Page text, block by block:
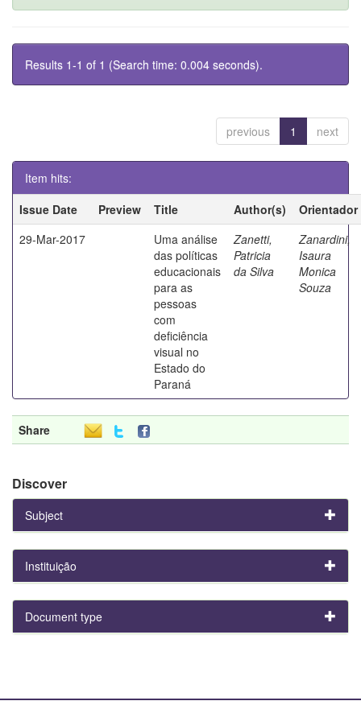
Results 1-1 of 1 (Search time: 0.004 seconds).
previous 1 next
Item hits:
Issue Date
Preview Title Author(s)
Orientador
29-Mar-2017
Uma análise
das políticas
educacionais
para as
pessoas
com
deficiência
visual no
Estado do
Paraná
Zanetti,
Patricia
da Silva
Zanardini,
Isaura
Monica
Souza
Share
Discover
Subject
Instituição
Document type